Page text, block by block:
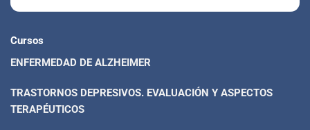
Cursos
ENFERMEDAD DE ALZHEIMER
TRASTORNOS DEPRESIVOS. EVALUACIÓN Y ASPECTOS
TERAPÉUTICOS